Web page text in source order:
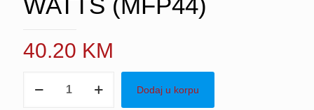
40.20 KM
holender
Dodaj u korpu